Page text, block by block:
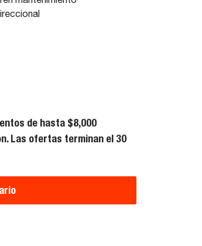
de hasta $8,000
Las ofertas terminan el 30